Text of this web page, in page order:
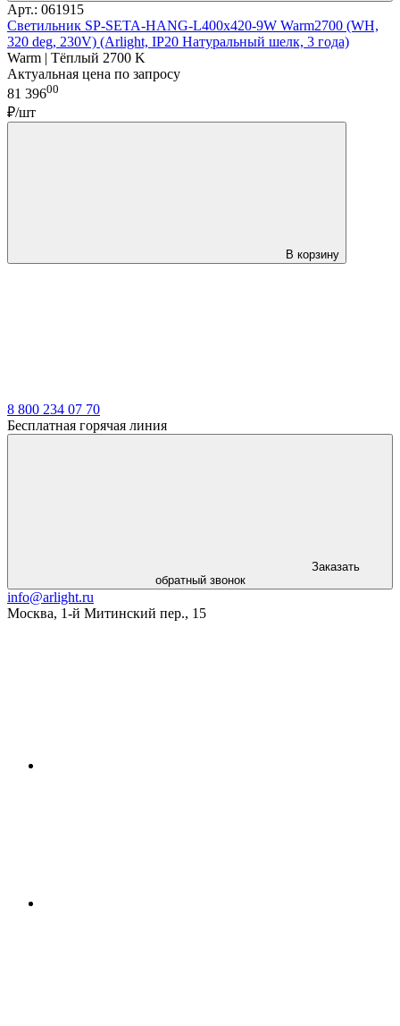
Арт.: 061915
Светильник SP-SETA-HANG-L400х420-9W Warm2700 (WH,
320 deg, 230V) (Arlight, IP20 Натуральный шелк, 3 года)
Warm | Тёплый 2700 K
Актуальная цена по запросу
81 39600
₽/шт
В корзину
8 800 234 07 70
Бесплатная горячая линия
Заказать
обратный звонок
info@arlight.ru
Москва, 1-й Митинский пер., 15